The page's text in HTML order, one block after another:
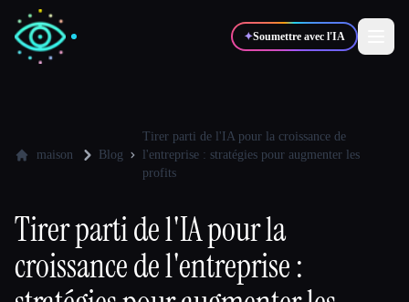
✦Soumettre avec l'IA
🎨Designers
🎓 Étudiants 🎬Créateurs
maison Blog
Tirer parti de l'IA pour la croissance de
l'entreprise : stratégies pour augmenter les
profits
Tirer parti de l'IA pour la
croissance de l'entreprise :